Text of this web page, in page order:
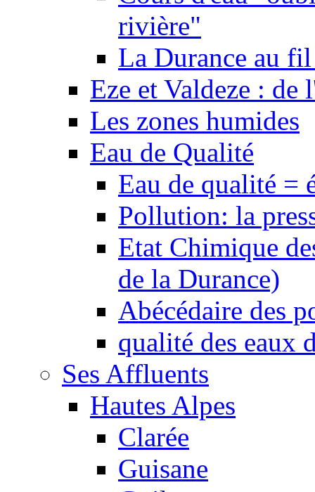
rivière"
La Durance au
Eze et Valdeze : de
Les zones humides
Eau de Qualité
Eau de qualité =
Pollution: la
Etat Chimique
de la Durance)
Abécédaire des
qualité des eaux
Ses Affluents
Hautes Alpes
Clarée
Guisane